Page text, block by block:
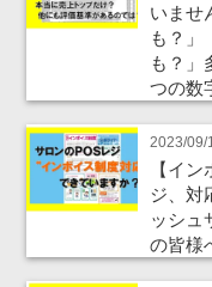
いませ
も？」
も？」
つの数
2023/09/
【イ
ジ、対
ッシュ
の皆様